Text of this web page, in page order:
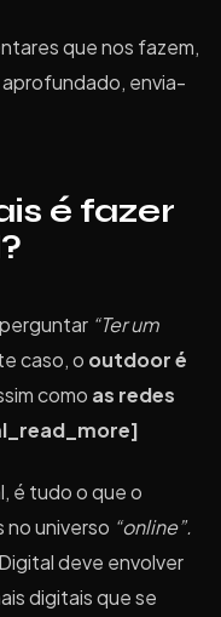
que nos fazem,
envia-
é fazer
“Ter um
caso, o outdoor é
como as redes
é tudo o que o
no universo “online”.
deve envolver
digitais que se